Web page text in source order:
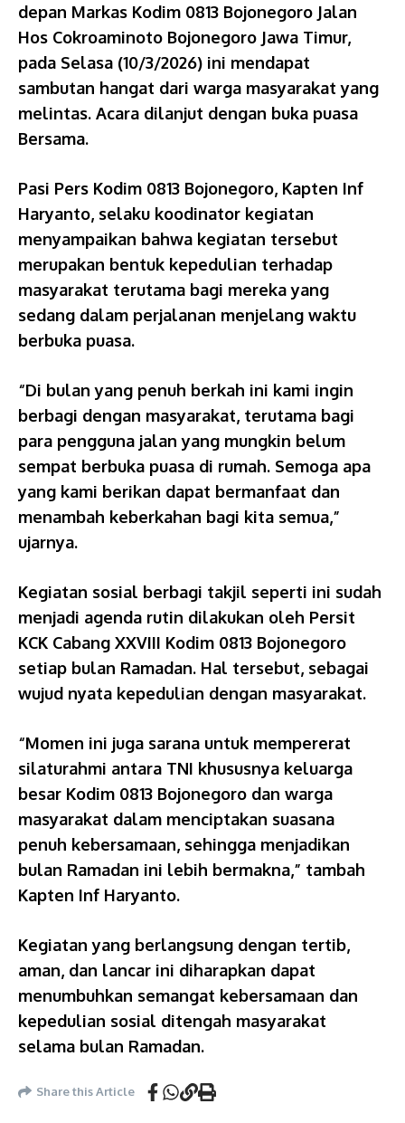
depan Markas Kodim 0813 Bojonegoro Jalan
Hos Cokroaminoto Bojonegoro Jawa Timur,
pada Selasa (10/3/2026) ini mendapat
sambutan hangat dari warga masyarakat yang
melintas. Acara dilanjut dengan buka puasa
Bersama.
Pasi Pers Kodim 0813 Bojonegoro, Kapten Inf
Haryanto, selaku koodinator kegiatan
menyampaikan bahwa kegiatan tersebut
merupakan bentuk kepedulian terhadap
masyarakat terutama bagi mereka yang
sedang dalam perjalanan menjelang waktu
berbuka puasa.
“Di bulan yang penuh berkah ini kami ingin
berbagi dengan masyarakat, terutama bagi
para pengguna jalan yang mungkin belum
sempat berbuka puasa di rumah. Semoga apa
yang kami berikan dapat bermanfaat dan
menambah keberkahan bagi kita semua,”
ujarnya.
Kegiatan sosial berbagi takjil seperti ini sudah
menjadi agenda rutin dilakukan oleh Persit
KCK Cabang XXVIII Kodim 0813 Bojonegoro
setiap bulan Ramadan. Hal tersebut, sebagai
wujud nyata kepedulian dengan masyarakat.
“Momen ini juga sarana untuk mempererat
silaturahmi antara TNI khususnya keluarga
besar Kodim 0813 Bojonegoro dan warga
masyarakat dalam menciptakan suasana
penuh kebersamaan, sehingga menjadikan
bulan Ramadan ini lebih bermakna,” tambah
Kapten Inf Haryanto.
Kegiatan yang berlangsung dengan tertib,
aman, dan lancar ini diharapkan dapat
menumbuhkan semangat kebersamaan dan
kepedulian sosial ditengah masyarakat
selama bulan Ramadan.
Share this Article